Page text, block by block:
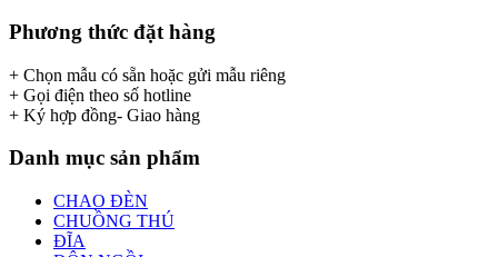
Phương thức đặt hàng
+ Chọn mẫu có sẵn hoặc gửi mẫu riêng
+ Gọi điện theo số hotline
+ Ký hợp đồng- Giao hàng
Danh mục sản phẩm
CHAO ĐÈN
CHUỒNG THÚ
ĐĨA